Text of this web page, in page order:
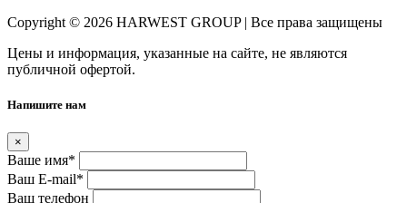
Copyright © 2026 HARWEST GROUP | Все права защищены
Цены и информация, указанные на сайте, не являются
публичной офертой.
Напишите нам
×
Ваше имя*
Ваш E-mail*
Ваш телефон